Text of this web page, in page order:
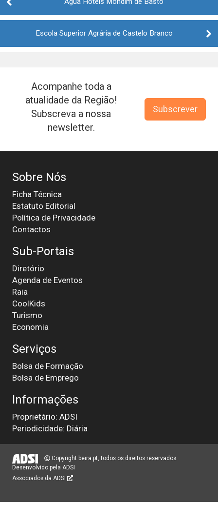
Escola Superior Agrária de Castelo Branco
Acompanhe toda a
atualidade da Região!
Subscreva a nossa
newsletter.
Subscrever
Sobre Nós
Ficha Técnica
Estatuto Editorial
Política de Privacidade
Contactos
Sub-Portais
Diretório
Agenda de Eventos
Raia
CoolKids
Turismo
Economia
Serviços
Bolsa de Formação
Bolsa de Emprego
Informações
Proprietário: ADSI
Periodicidade: Diária
Copyright beira.pt, todos os direitos reservados.
Desenvolvido pela ADSI
Associados da ADSI